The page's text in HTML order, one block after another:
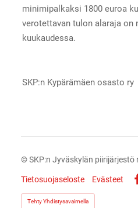
minimipalkaksi 1800 euroa
verotettavan tulon alaraja on
kuukaudessa.
SKP:n Kypärämäen osasto ry
©SKP:n Jyväskylän piirijärjestö
Tietosuojaseloste
Evästeet
Tehty Yhdistysavaimella